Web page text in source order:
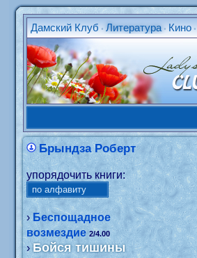
Дамский Клуб •Литература • Кино •
Брындза Роберт
упорядочить книги:
›Беспощадное
возмездие 2/4.00
›Бойся тишины